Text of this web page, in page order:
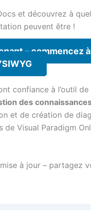
et découvrez à
peuvent être !
– commencez
confiance à l’outil
des
et de création de
Visual Paradigm
à jour – partagez